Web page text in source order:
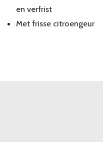
en verfrist
Met frisse citroengeur